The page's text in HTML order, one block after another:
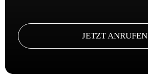
JETZT ANRUFEN